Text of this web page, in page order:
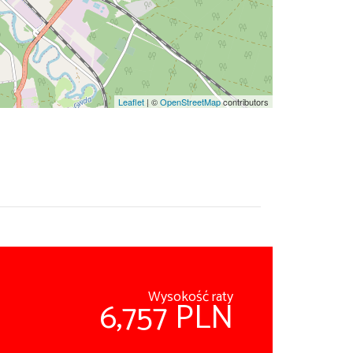
Leaflet | ©OpenStreetMapcontributors
Wysokość raty
6,757 PLN